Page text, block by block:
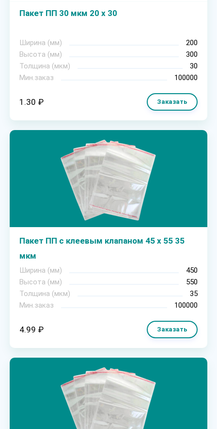
Пакет ПП 30 мкм 20 х 30
Ширина (мм)
200
Высота (мм)
300
Толщина (мкм)
30
Мин.заказ
100000
1.30 ₽ Заказать
Пакет ПП с клеевым клапаном 45 х 55 35
мкм
Ширина (мм)
450
Высота (мм)
550
Толщина (мкм)
35
Мин.заказ
100000
4.99 ₽ Заказать